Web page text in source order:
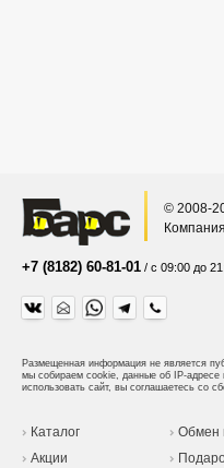
© 2008-
+7 (8182) 60-81-01 / с 09:00 до
Размещенная информация не является
мы собираем cookie, данные об IP-адресе
использовать сайт, вы соглашаетесь со
Каталог
Акции
Обмен